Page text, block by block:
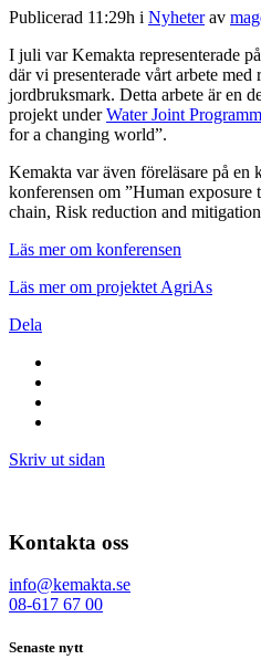
Publicerad 11:29h i Nyheter av
I juli var Kemakta representerade
där vi presenterade vårt arbete
jordbruksmark. Detta arbete är en
projekt underWater Joint
for a changing world”.
Kemakta var även föreläsare på en
konferensen om ”Human exposure
chain, Risk reduction and
Läs mer om konferensen
Läs mer om projektet AgriAs
Dela
Skriv ut sidan
Kontakta oss
info@kemakta.se
08-617 67 00
Senaste nytt